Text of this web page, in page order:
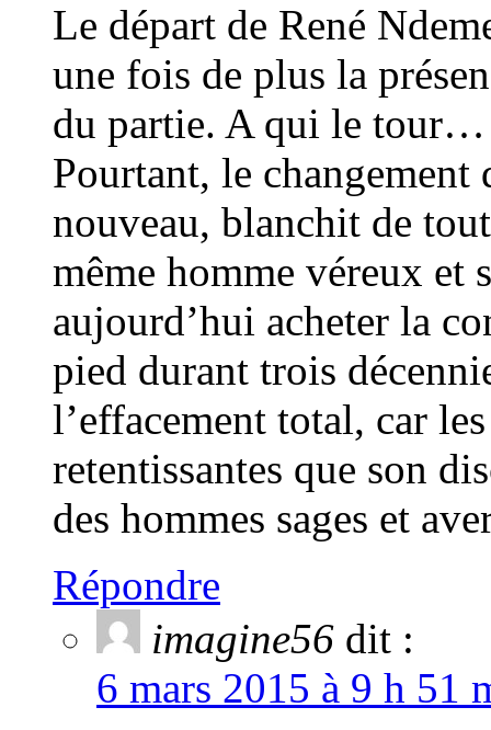
Le départ de René
une fois de plus la
du partie. A qui le tour…
Pourtant, le
nouveau, blanchit de
même homme véreux et
aujourd’hui acheter la
pied durant trois
l’effacement total, car
retentissantes que son
des hommes sages et
Répondre
imagine56 dit :
6 mars 2015 à 9 h 51